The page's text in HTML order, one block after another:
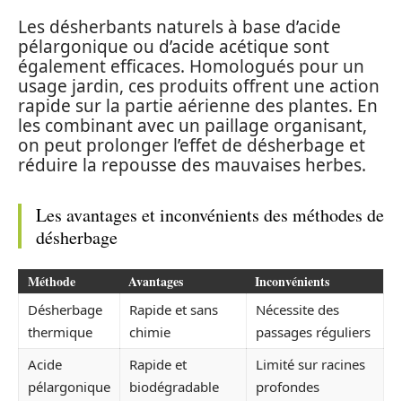
Les désherbants naturels à base d’acide
pélargonique ou d’acide acétique sont
également efficaces. Homologués pour un
usage jardin, ces produits offrent une action
rapide sur la partie aérienne des plantes. En
les combinant avec un paillage organisant,
on peut prolonger l’effet de désherbage et
réduire la repousse des mauvaises herbes.
Les avantages et inconvénients des méthodes de
désherbage
Méthode Avantages Inconvénients
Désherbage
thermique
Rapide et sans
chimie
Nécessite des
passages réguliers
Acide
pélargonique
Rapide et
biodégradable
Limité sur racines
profondes